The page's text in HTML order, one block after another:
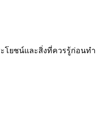
โยชน์และสิ่งที่ควรรู้ก่อนทำ